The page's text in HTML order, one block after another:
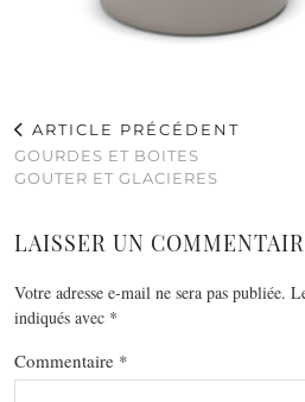
ARTICLE PRÉCÉDENT
GOURDES ET BOITES
GOUTER ET GLACIERES
LAISSER UN
Votre adresse e-mail ne sera pas publiée.
indiqués avec *
Commentaire *